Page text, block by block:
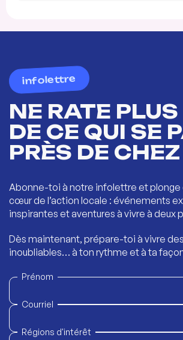
infolettre
NE RATE PLUS
DE CE QUI SE
PRÈS DE
Abonne-toi à notre infolettre et plonge
cœur de l’action locale : événements
inspirantes et aventures à vivre à deux
Dès maintenant, prépare-toi à vivre
inoubliables… à ton rythme et à ta
Prénom
Courriel
Régions d'intérêt